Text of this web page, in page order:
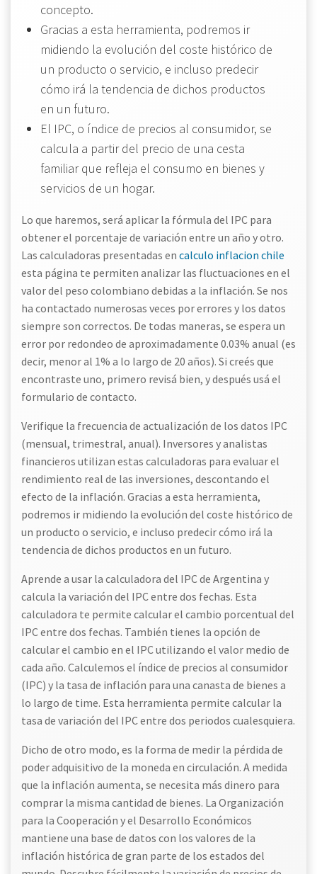
concepto.
Gracias a esta herramienta, podremos ir
midiendo la evolución del coste histórico de
un producto o servicio, e incluso predecir
cómo irá la tendencia de dichos productos
en un futuro.
El IPC, o índice de precios al consumidor, se
calcula a partir del precio de una cesta
familiar que refleja el consumo en bienes y
servicios de un hogar.
Lo que haremos, será aplicar la fórmula del IPC para
obtener el porcentaje de variación entre un año y otro.
Las calculadoras presentadas en calculo inflacion chile
esta página te permiten analizar las fluctuaciones en el
valor del peso colombiano debidas a la inflación. Se nos
ha contactado numerosas veces por errores y los datos
siempre son correctos. De todas maneras, se espera un
error por redondeo de aproximadamente 0.03% anual (es
decir, menor al 1% a lo largo de 20 años). Si creés que
encontraste uno, primero revisá bien, y después usá el
formulario de contacto.
Verifique la frecuencia de actualización de los datos IPC
(mensual, trimestral, anual). Inversores y analistas
financieros utilizan estas calculadoras para evaluar el
rendimiento real de las inversiones, descontando el
efecto de la inflación. Gracias a esta herramienta,
podremos ir midiendo la evolución del coste histórico de
un producto o servicio, e incluso predecir cómo irá la
tendencia de dichos productos en un futuro.
Aprende a usar la calculadora del IPC de Argentina y
calcula la variación del IPC entre dos fechas. Esta
calculadora te permite calcular el cambio porcentual del
IPC entre dos fechas. También tienes la opción de
calcular el cambio en el IPC utilizando el valor medio de
cada año. Calculemos el índice de precios al consumidor
(IPC) y la tasa de inflación para una canasta de bienes a
lo largo de time. Esta herramienta permite calcular la
tasa de variación del IPC entre dos periodos cualesquiera.
Dicho de otro modo, es la forma de medir la pérdida de
poder adquisitivo de la moneda en circulación. A medida
que la inflación aumenta, se necesita más dinero para
comprar la misma cantidad de bienes. La Organización
para la Cooperación y el Desarrollo Económicos
mantiene una base de datos con los valores de la
inflación histórica de gran parte de los estados del